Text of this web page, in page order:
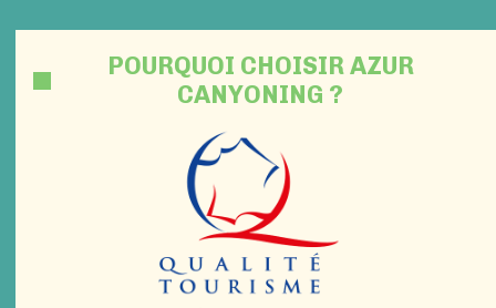
parcours ludique et varié, parfait pour créer des
souvenirs mémorables en famille ou entre amis.
POURQUOI CHOISIR AZUR
CANYONING ?